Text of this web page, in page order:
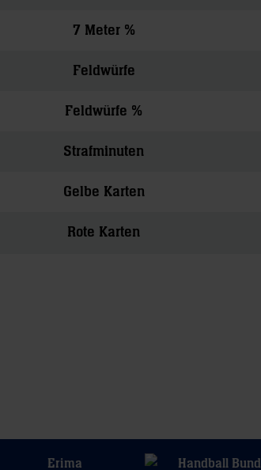
7 Meter %
Feldwürfe
Feldwürfe %
Strafminuten
Gelbe Karten
Rote Karten